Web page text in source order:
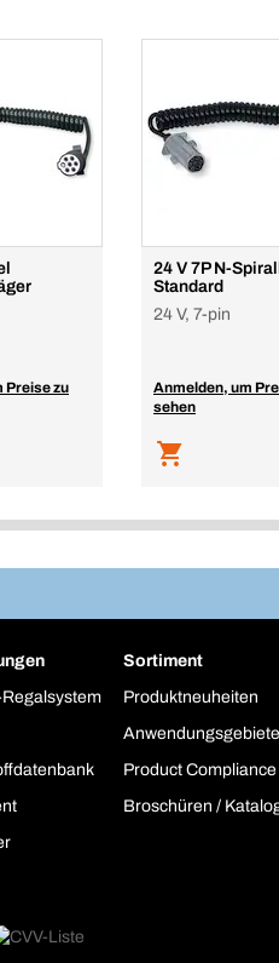
Preise zu
24 V 7P N-
Standard
24 V, 7-pin
Anmelden, um
sehen
Sortiment
Produktneuheiten
Anwendungsgebiete
Product Compliance
Broschüren /